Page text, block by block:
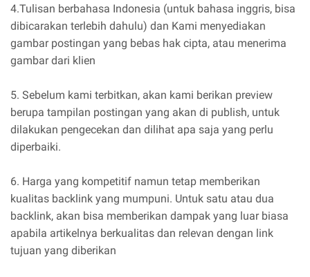
4.Tulisan berbahasa Indonesia (untuk bahasa inggris, bisa
dibicarakan terlebih dahulu) dan Kami menyediakan
gambar postingan yang bebas hak cipta, atau menerima
gambar dari klien
5. Sebelum kami terbitkan, akan kami berikan preview
berupa tampilan postingan yang akan di publish, untuk
dilakukan pengecekan dan dilihat apa saja yang perlu
diperbaiki.
6. Harga yang kompetitif namun tetap memberikan
kualitas backlink yang mumpuni. Untuk satu atau dua
backlink, akan bisa memberikan dampak yang luar biasa
apabila artikelnya berkualitas dan relevan dengan link
tujuan yang diberikan